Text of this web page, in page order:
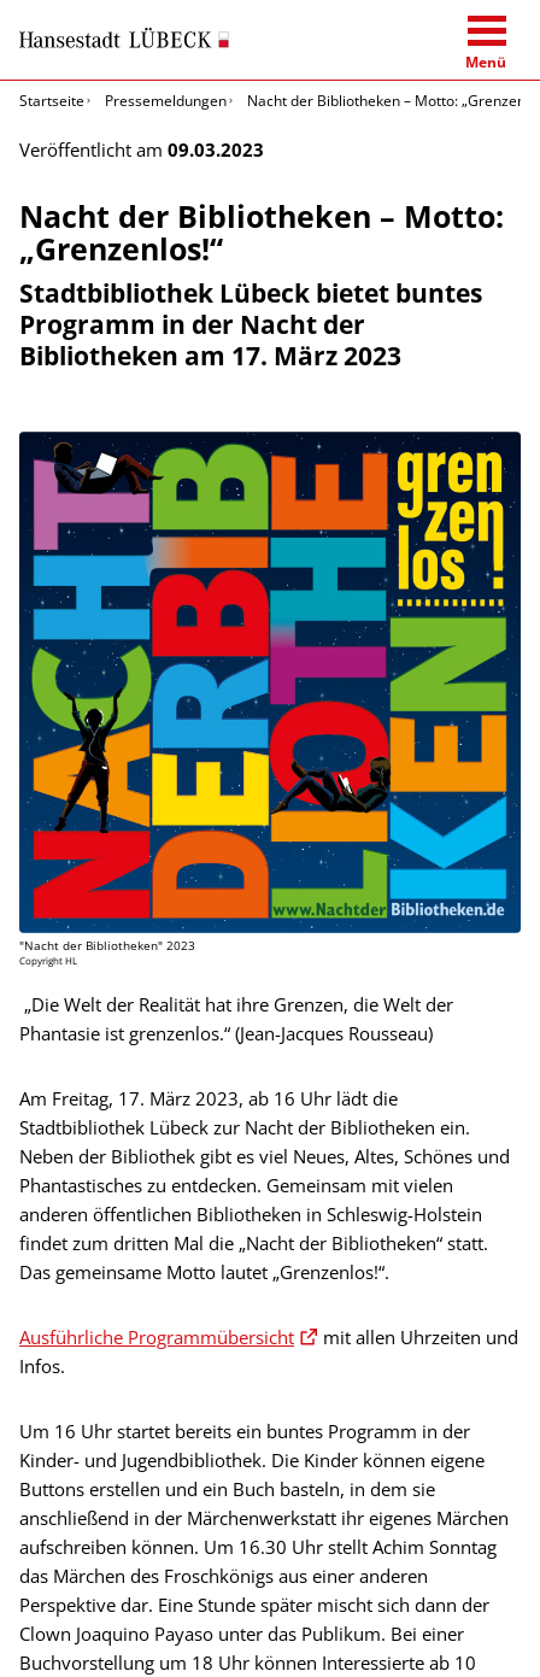
Menü
Startseite
Pressemeldungen Nacht der Bibliotheken – Motto:
Veröffentlicht am 09.03.2023
Nacht der Bibliotheken – Motto:
„Grenzenlos!“
Stadtbibliothek Lübeck bietet buntes
Programm in der Nacht der
Bibliotheken am 17. März 2023
"Nacht der Bibliotheken" 2023
Copyright HL
„Die Welt der Realität hat ihre Grenzen, die Welt der
Phantasie ist grenzenlos.“ (Jean-Jacques Rousseau)
Am Freitag, 17. März 2023, ab 16 Uhr lädt die
Stadtbibliothek Lübeck zur Nacht der Bibliotheken ein.
Neben der Bibliothek gibt es viel Neues, Altes, Schönes und
Phantastisches zu entdecken. Gemeinsam mit vielen
anderen öffentlichen Bibliotheken in Schleswig-Holstein
findet zum dritten Mal die „Nacht der Bibliotheken“ statt.
Das gemeinsame Motto lautet „Grenzenlos!“.
Ausführliche Programmübersicht
mit allen Uhrzeiten und
Infos.
Um 16 Uhr startet bereits ein buntes Programm in der
Kinder- und Jugendbibliothek. Die Kinder können eigene
Buttons erstellen und ein Buch basteln, in dem sie
anschließend in der Märchenwerkstatt ihr eigenes Märchen
aufschreiben können. Um 16.30 Uhr stellt Achim Sonntag
das Märchen des Froschkönigs aus einer anderen
Perspektive dar. Eine Stunde später mischt sich dann der
Clown Joaquino Payaso unter das Publikum. Bei einer
Buchvorstellung um 18 Uhr können Interessierte ab 10